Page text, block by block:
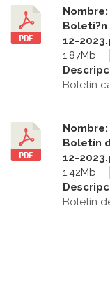
Nombre:
12-
1.87Mb
Boletín
Nombre:
Boletín
12-
1.42Mb
Boletín